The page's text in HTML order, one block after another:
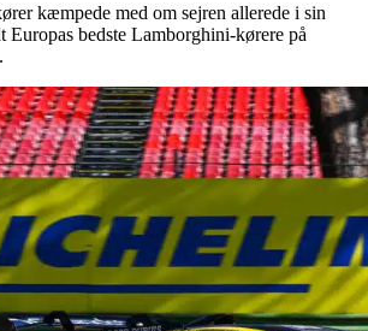
kæmpede med om sejren allerede i sin
Europas bedste Lamborghini-kørere på